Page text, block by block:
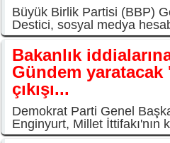
Büyük Birlik Partisi (BBP)
Destici, sosyal medya
Bakanlık
Gündem
çıkışı...
Demokrat Parti Genel
Enginyurt, Millet İttifakı'nın